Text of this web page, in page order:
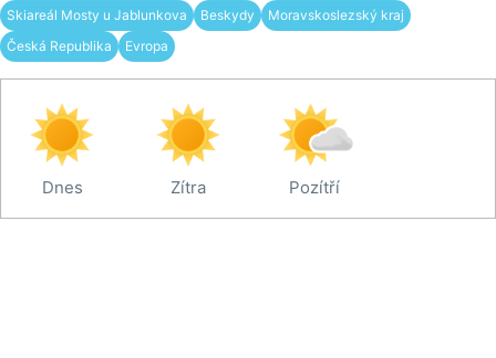
Skiareál Mosty u Jablunkova Beskydy
Moravskoslezský kraj
Česká Republika
Evropa
Dnes Zítra Pozítří